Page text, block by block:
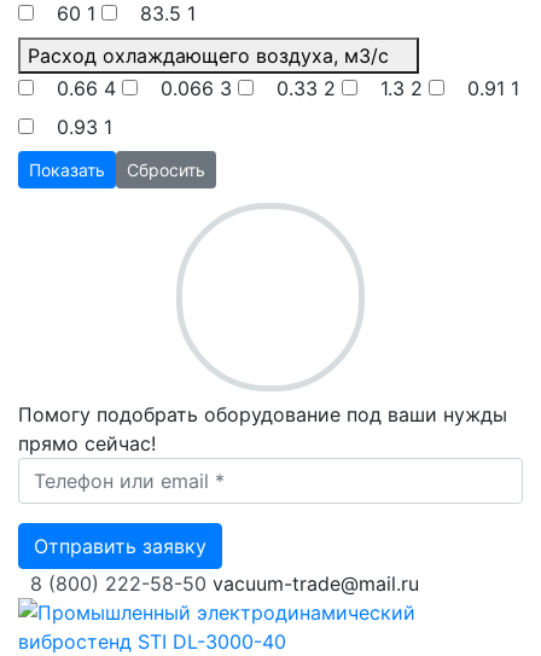
60 1 83.5 1
Расход охлаждающего воздуха, м3/с
0.66 4 0.066 3 0.33 2 1.3 2 0.91 1
0.93 1
Показать Сбросить
Помогу подобрать оборудование под ваши нужды
прямо сейчас!
Ваш телефон *
Отправить заявку
8 (800) 222-58-50 vacuum-trade@mail.ru